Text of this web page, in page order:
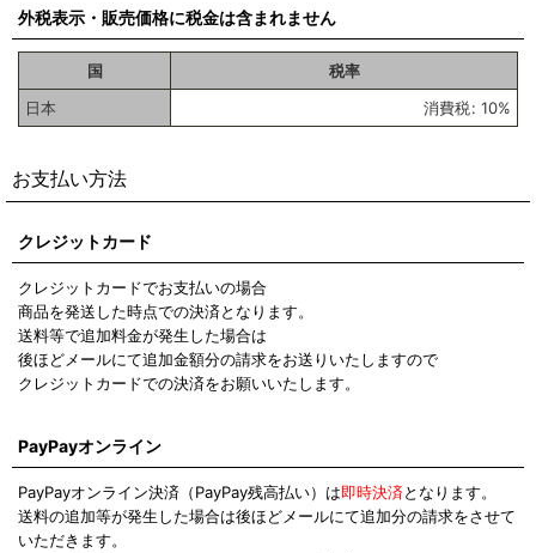
外税表示・販売価格に税金は含まれません
国
税率
日本
消費税: 10%
お支払い方法
クレジットカード
クレジットカードでお支払いの場合
商品を発送した時点での決済となります。
送料等で追加料金が発生した場合は
後ほどメールにて追加金額分の請求をお送りいたしますので
クレジットカードでの決済をお願いいたします。
PayPayオンライン
PayPayオンライン決済（PayPay残高払い）は即時決済となります。
送料の追加等が発生した場合は後ほどメールにて追加分の請求をさせて
いただきます。